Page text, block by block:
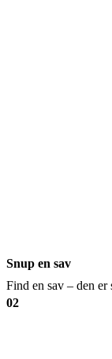
Snup en sav
Find en sav – den er
02